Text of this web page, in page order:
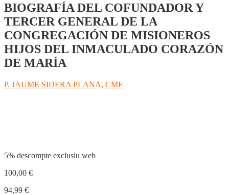
BIOGRAFÍA DEL COFUNDADOR Y
TERCER GENERAL DE LA
CONGREGACIÓN DE MISIONEROS
HIJOS DEL INMACULADO CORAZÓN
DE MARÍA
P. JAUME SIDERA PLANA, CMF
5% descompte exclusiu web
100,00 €
94,99 €